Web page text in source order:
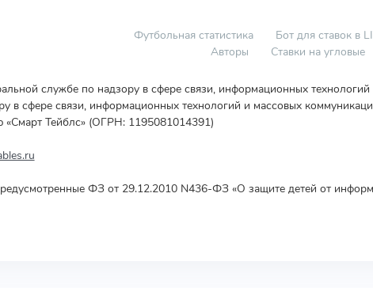
Футбольная статистика Бот для ставок в
Авторы
Ставки на угловые
службе по надзору в сфере связи, информационных
в сфере связи, информационных технологий и массовых
«Смарт Тейблс» (ОГРН: 1195081014391)
ФЗ от 29.12.2010 N436-ФЗ «О защите детей от